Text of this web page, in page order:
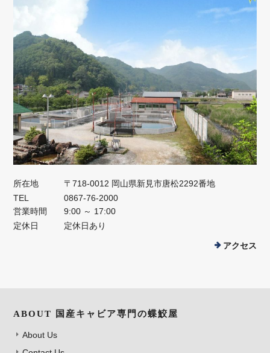
所在地
〒718-0012 岡山県新見市唐松2292番地
TEL
0867-76-2000
営業時間
9:00 ～ 17:00
定休日
定休日あり
アクセス
ABOUT 国産キャビア専門の蝶鮫屋
About Us